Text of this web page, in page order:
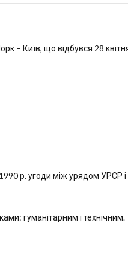
– Київ, що відбувся 28
р. угоди між урядом УРСР і
гуманітарним і технічним.